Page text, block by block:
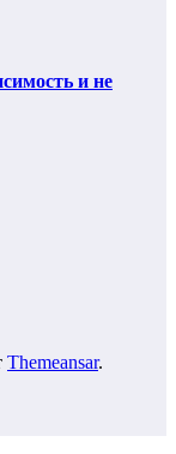
и не
Themeansar.